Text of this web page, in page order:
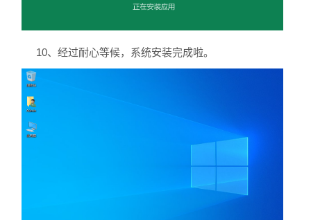
10、经过耐心等候，系统安装完成啦。